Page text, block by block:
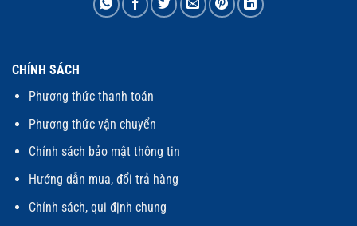
CHÍNH SÁCH
Phương thức thanh toán
Phương thức vận chuyển
Chính sách bảo mật thông tin
Hướng dẫn mua, đổi trả hàng
Chính sách, qui định chung